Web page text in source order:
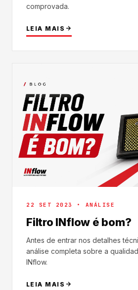
comprovada.
LEIA MAIS
22 SET 2023 • ANÁLISE
Filtro INflow é bom?
Antes de entrar nos detalhes
análise completa sobre a
INflow.
LEIA MAIS